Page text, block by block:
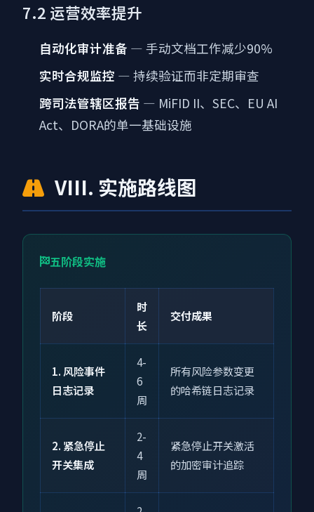
7.2 运营效率提升
自动化审计准备 — 手动文档工作减少90%
实时合规监控 — 持续验证而非定期审查
跨司法管辖区报告 — MiFID II、SEC、EU AI
Act、DORA的单一基础设施
VIII. 实施路线图
五阶段实施
阶段
时
长
交付成果
1. 风险事件
日志记录
4-
6
周
所有风险参数变更
的哈希链日志记录
2. 紧急停止
开关集成
2-
4
周
紧急停止开关激活
的加密审计追踪